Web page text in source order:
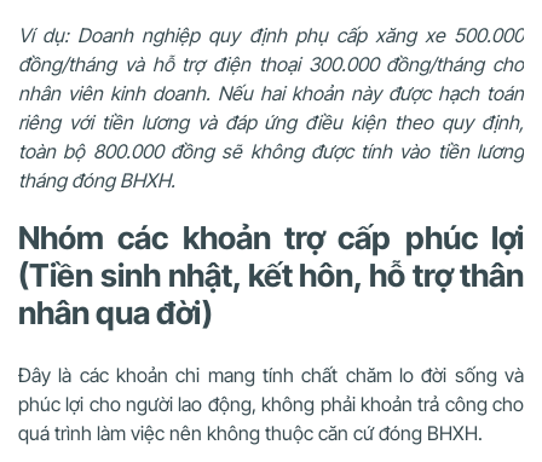
Ví dụ: Doanh nghiệp quy định phụ cấp xăng xe 500.000
đồng/tháng và hỗ trợ điện thoại 300.000 đồng/tháng cho
nhân viên kinh doanh. Nếu hai khoản này được hạch toán
riêng với tiền lương và đáp ứng điều kiện theo quy định,
toàn bộ 800.000 đồng sẽ không được tính vào tiền lương
tháng đóng BHXH.
Nhóm các khoản trợ cấp phúc lợi
(Tiền sinh nhật, kết hôn, hỗ trợ thân
nhân qua đời)
Đây là các khoản chi mang tính chất chăm lo đời sống và
phúc lợi cho người lao động, không phải khoản trả công cho
quá trình làm việc nên không thuộc căn cứ đóng BHXH.